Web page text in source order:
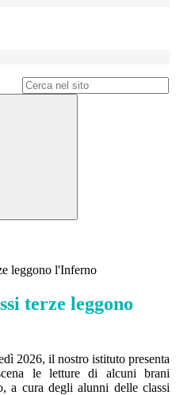
leggono l'Inferno
terze leggono
2026, il nostro istituto presenta
le letture di alcuni brani
a cura degli alunni delle classi